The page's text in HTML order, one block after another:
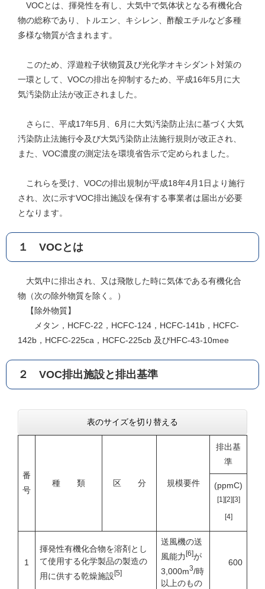
VOCとは、揮発性を有し、大気中で気体状となる有機化合
物の総称であり、トルエン、キシレン、酢酸エチルなど多種
多様な物質が含まれます。
このため、浮遊粒子状物質及び光化学オキシダント対策の
一環として、VOCの排出を抑制するため、平成16年5月に大
気汚染防止法が改正されました。
さらに、平成17年5月、6月に大気汚染防止法に基づく大気
汚染防止法施行令及び大気汚染防止法施行規則が改正され、
また、VOC濃度の測定法を環境省告示で定められました。
これらを受け、VOCの排出規制が平成18年4月1日より施行
され、次に示すVOC排出施設を保有する事業者は届出が必要
となります。
１ VOCとは
大気中に排出され、又は飛散した時に気体である有機化合
物（次の除外物質を除く。）
【除外物質】
メタン，HCFC-22，HCFC-124，HCFC-141b，HCFC-
142b，HCFC-225ca，HCFC-225cb 及びHFC-43-10mee
２ VOC排出施設と排出基準
表のサイズを切り替える
番
号
種 類 区 分 規模要件
排出基
準
(ppmC)
[1][2][3]
[4]
1
揮発性有機化合物を溶剤とし
て使用する化学製品の製造の
用に供する乾燥施設[5]
送風機の送
風能力[6]が
3,000m3/時
以上のもの
600